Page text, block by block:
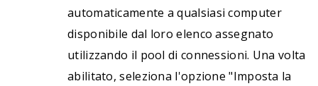
automaticamente a qualsiasi computer
disponibile dal loro elenco assegnato
utilizzando il pool di connessioni. Una volta
abilitato, seleziona l'opzione "Imposta la